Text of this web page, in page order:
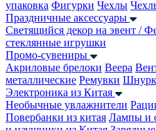
упаковка Фигурки Чехлы
Праздничные аксессуары
Светящийся декор на эвент /
стеклянные игрушки
Промо-сувениры
Акриловые брелоки Веера
металлические Ремувки
Электроника из Китая
Необычные увлажнители
Повербанки из китая Лампы и